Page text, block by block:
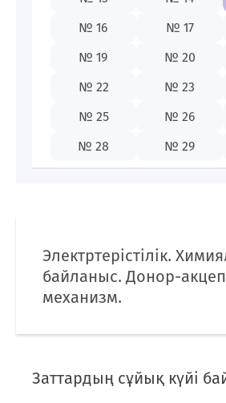
№ 16
№ 17
№ 19
№ 20
№ 22
№ 23
№ 25
№ 26
№ 28
№ 29
Электртерістілік.
байланыс. Донор-
механизм.
Заттардың сұйық күйі